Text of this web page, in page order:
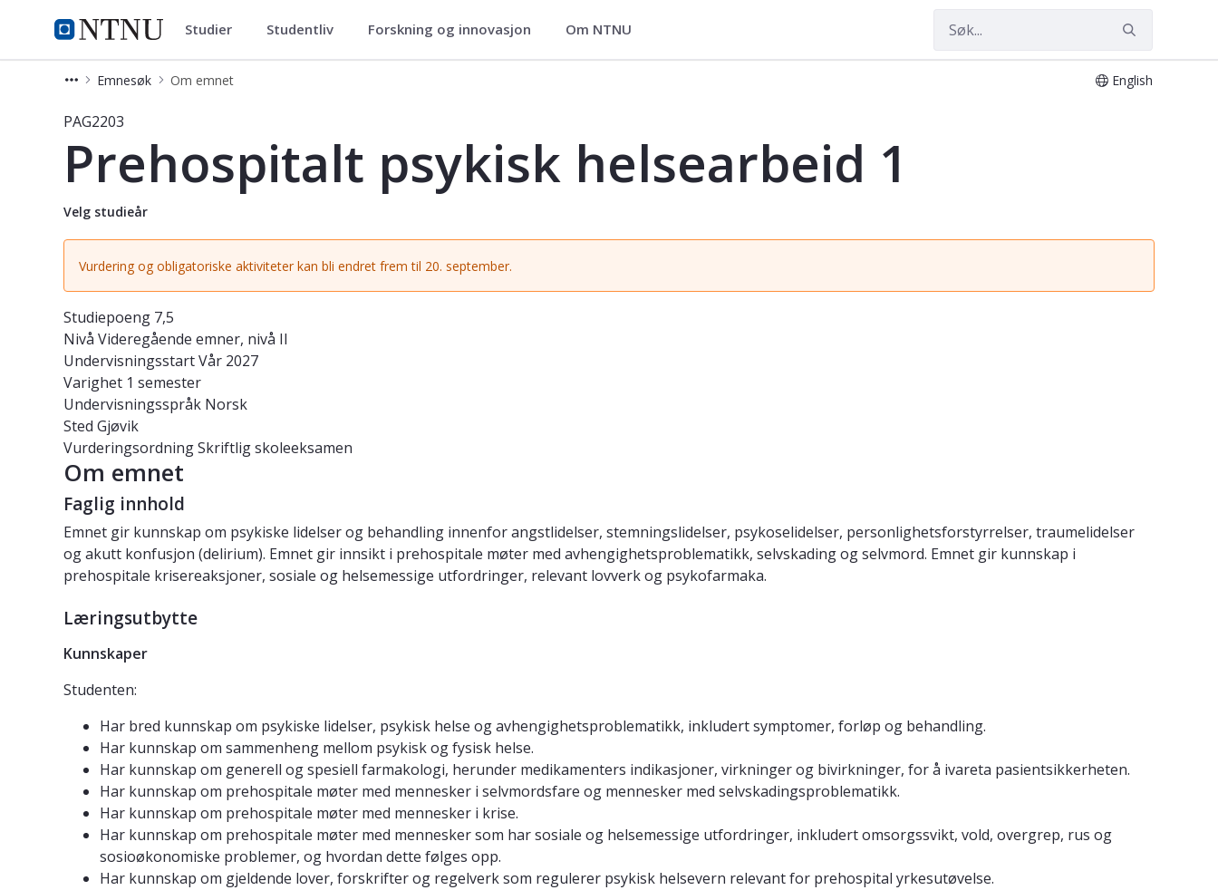
NTNU Hjemmeside
Studier Studier Studentliv Forskning og innovasjon Om NTNU
Emnesøk Om emnet English
Emne - Prehospitalt psykisk helsearbeid 1 - PAG2203
PAG2203
Prehospitalt psykisk helsearbeid 1
Velg studieår
Vurdering og obligatoriske aktiviteter kan bli endret frem til 20. september.
Studiepoeng 7,5
Nivå Videregående emner, nivå II
UndervisningsstartVår 2027
Varighet 1 semester
Undervisningsspråk Norsk
Sted Gjøvik
VurderingsordningSkriftlig skoleeksamen
Om emnet
Faglig innhold
Emnet gir kunnskap om psykiske lidelser og behandling innenfor angstlidelser, stemningslidelser, psykoselidelser, personlighetsforstyrrelser, traumelidelser
og akutt konfusjon (delirium). Emnet gir innsikt i prehospitale møter med avhengighetsproblematikk, selvskading og selvmord. Emnet gir kunnskap i
prehospitale krisereaksjoner, sosiale og helsemessige utfordringer, relevant lovverk og psykofarmaka.
Læringsutbytte
Kunnskaper
Studenten:
Har bred kunnskap om psykiske lidelser, psykisk helse og avhengighetsproblematikk, inkludert symptomer, forløp og behandling.
Har kunnskap om sammenheng mellom psykisk og fysisk helse.
Har kunnskap om generell og spesiell farmakologi, herunder medikamenters indikasjoner, virkninger og bivirkninger, for å ivareta pasientsikkerheten.
Har kunnskap om prehospitale møter med mennesker i selvmordsfare og mennesker med selvskadingsproblematikk.
Har kunnskap om prehospitale møter med mennesker i krise.
Har kunnskap om prehospitale møter med mennesker som har sosiale og helsemessige utfordringer, inkludert omsorgssvikt, vold, overgrep, rus og
sosioøkonomiske problemer, og hvordan dette følges opp.
Har kunnskap om gjeldende lover, forskrifter og regelverk som regulerer psykisk helsevern relevant for prehospital yrkesutøvelse.